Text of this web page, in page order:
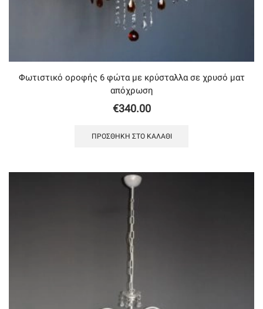
Φωτιστικό οροφής 6 φώτα με κρύσταλλα σε χρυσό ματ
απόχρωση
€340.00
ΠΡΟΣΘΉΚΗ ΣΤΟ ΚΑΛΆΘΙ